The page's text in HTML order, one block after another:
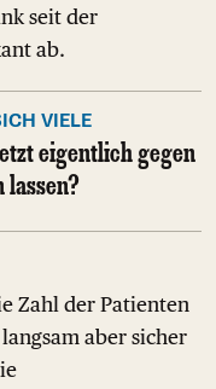
seit der
ab.
VIELE
eigentlich gegen
lassen?
Zahl der Patienten
aber sicher